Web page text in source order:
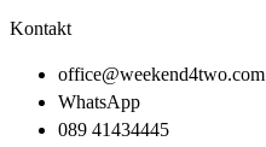
Kontakt
office@weekend4two.com
WhatsApp
089 41434445